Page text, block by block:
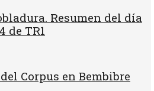
Resumen del día
de TR1
Corpus en Bembibre